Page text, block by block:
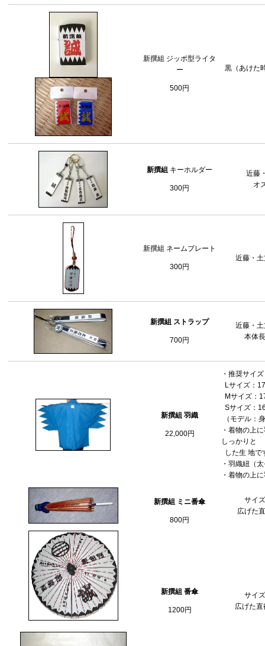
新撰組 ジッポ型ライタ
ー
500円
黒（あけた
新撰組 キーホルダー
300円
近藤
オ
新撰組 ネームプレート
300円
近藤・
新撰組 ストラップ
700円
近藤・
本体
新撰組 羽織
22,000円
・推奨サイ
Lサイズ：
Mサイズ：
Sサイズ：
（モデル：
・着物の上
しっかりと
した生 地で
・羽織紐（
・着物の上
新撰組 ミニ番傘
800円
サイ
広げた
新撰組 番傘
1200円
サイ
広げた